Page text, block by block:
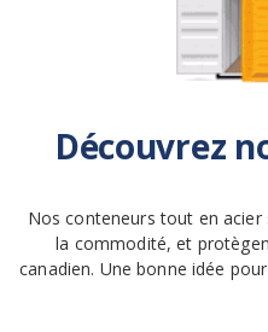
Découvrez
Nos conteneurs tout en
la commodité, et
canadien. Une bonne idée